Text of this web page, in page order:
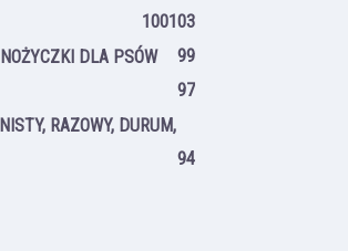
103
100
DLA PSÓW
99
97
RAZOWY, DURUM,
94